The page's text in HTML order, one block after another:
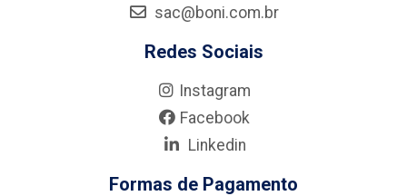
sac@boni.com.br
Redes Sociais
Instagram
Facebook
Linkedin
Formas de Pagamento